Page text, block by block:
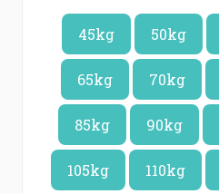
45kg 50kg
65kg 70kg
85kg 90kg
105kg 110kg